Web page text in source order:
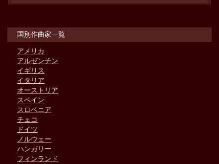
国別作曲家一覧
アメリカ
アルゼンチン
イギリス
イタリア
オーストリア
スペイン
スロベニア
チェコ
ドイツ
ノルウェー
ハンガリー
フィンランド